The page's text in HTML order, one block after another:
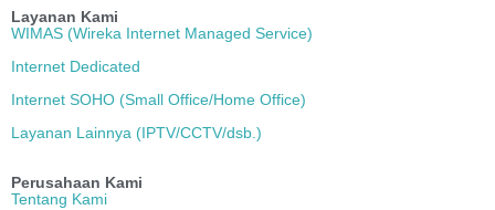
Layanan Kami
WIMAS (Wireka Internet Managed Service)
Internet Dedicated
Internet SOHO (Small Office/Home Office)
Layanan Lainnya (IPTV/CCTV/dsb.)
Perusahaan Kami
Tentang Kami